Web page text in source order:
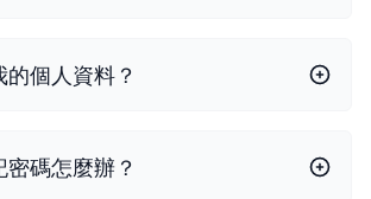
個人資料？
碼怎麼辦？